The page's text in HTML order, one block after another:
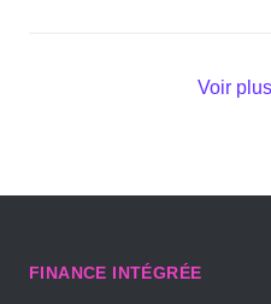
Voir
FINANCE INTÉGRÉE